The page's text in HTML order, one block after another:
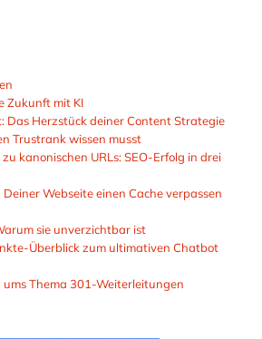
Zukunft mit KI
Das Herzstück deiner Content Strategie
Trustrank wissen musst
kanonischen URLs: SEO-Erfolg in drei
Webseite einen Cache verpassen
sie unverzichtbar ist
Überblick zum ultimativen Chatbot
Thema 301-Weiterleitungen